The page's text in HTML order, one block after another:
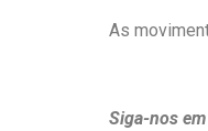
As
Siga-nos